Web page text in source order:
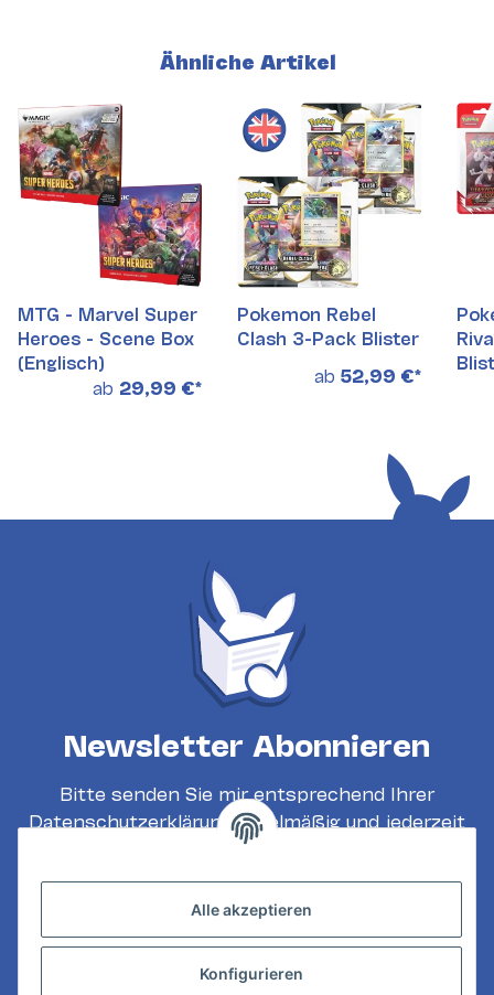
Ähnliche Artikel
MTG - Marvel Super
Heroes - Scene Box
(Englisch)
ab 29,99 €*
Pokemon Rebel
Clash 3-Pack Blister
ab 52,99 €*
Newsletter Abonnieren
Bitte senden Sie mir entsprechend Ihrer
Datenschutzerklärungregelmäßig und jederzeit
widerruflich Informationen zu Ihrem
Alle akzeptieren
Konfigurieren